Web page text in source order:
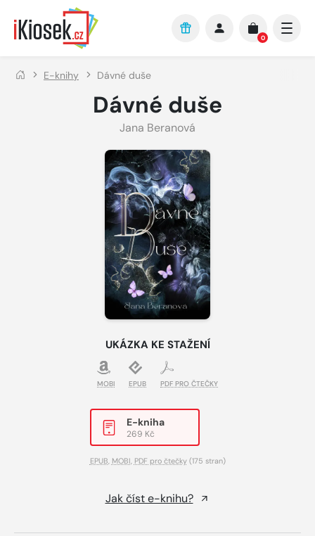
Přejít na hlavní obsah
0
E-knihy Dávné duše
Dávné duše
Jana Beranová
UKÁZKA KE STAŽENÍ
MOBI EPUB PDF PRO ČTEČKY
E-kniha
269 Kč
EPUB, MOBI, PDF pro čtečky(175 stran)
Jak číst e-knihu?